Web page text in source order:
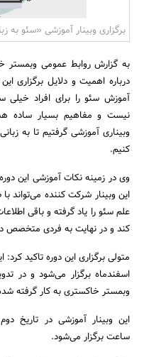
برگزاری وبینار آموزشی «سئو
به گزارش روابط عمومی وبمستر
درباره اهمیت و دلایل برگزاری
آموزش سئو را برای افراد
نیست و مفاهیم بسیار ساده
وبیناری آموزشی گرفتیم تا به
کنیم.
وی در زمینه نکات آموزشی این
این وبینار شرکت کننده می‌تواند
علم سئو را یاد گرفته و باقی
کند و در نهایت به فردی متخصص
اسفندماه برگزار می‌شود و در
وبمستر خاکستری به کار گرفته
ساعت برگزار می‌شود.